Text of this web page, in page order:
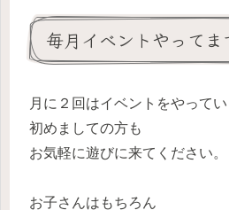
毎月イベントやってま
月に２回はイベントをやって
初めましての方も
お気軽に遊びに来てください。
お子さんはもちろん